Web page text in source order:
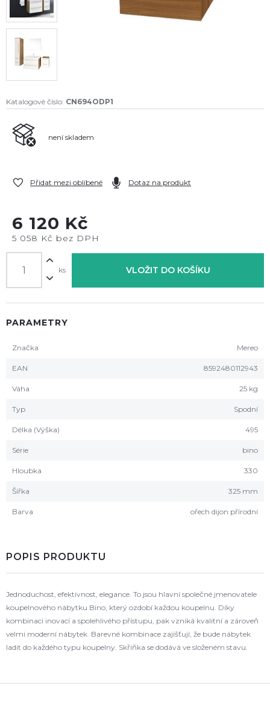
Katalogové číslo: CN694ODP1
není skladem
Přidat mezi oblíbené Dotaz na produkt
6 120 Kč
5 058 Kč bez DPH
ks VLOŽIT DO KOŠÍKU
PARAMETRY
Značka Mereo
EAN 8592480112943
Váha 25 kg
Typ Spodní
Délka (Výška) 495
Série bino
Hloubka 330
Šířka 325 mm
Barva ořech dijon přírodní
POPIS PRODUKTU
Jednoduchost, efektivnost, elegance. To jsou hlavní společné jmenovatele
koupelnového nábytku Bino, který ozdobí každou koupelnu. Díky
kombinaci inovací a spolehlivého přístupu, pak vzniká kvalitní a zároveň
velmi moderní nábytek. Barevné kombinace zajišťují, že bude nábytek
ladit do každého typu koupelny. Skříňka se dodává ve složeném stavu.